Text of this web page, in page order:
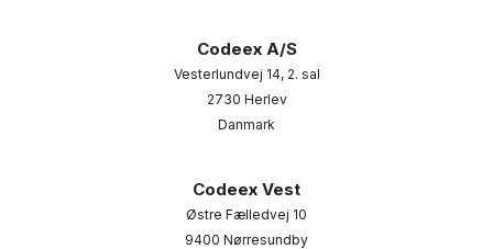
Codeex A/S
Vesterlundvej 14, 2. sal
2730 Herlev
Danmark
Codeex Vest
Østre Fælledvej 10
9400 Nørresundby